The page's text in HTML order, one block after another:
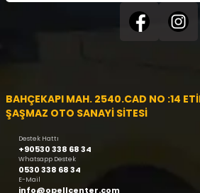
BAHÇEKAPI MAH. 2540.CAD NO :14
ŞAŞMAZ OTO SANAYİ SİTESİ
Destek Hattı
+90530 338 68 34
Whatsapp Destek
0530 338 68 34
E-Mail
info@opellcenter.com